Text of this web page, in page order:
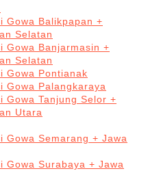
Gowa Balikpapan +
Selatan
Gowa Banjarmasin +
Selatan
Gowa Pontianak
Gowa Palangkaraya
Gowa Tanjung Selor +
Utara
Gowa Semarang + Jawa
Gowa Surabaya + Jawa